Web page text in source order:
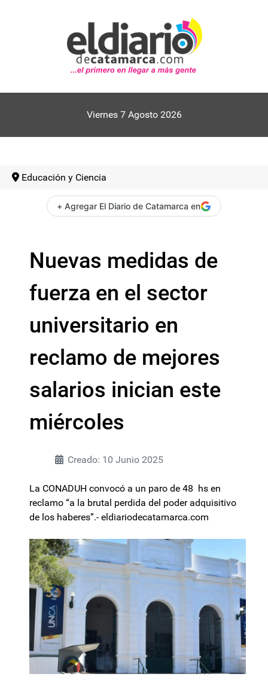
Viernes 7 Agosto 2026
Educación y Ciencia
+ Agregar El Diario de Catamarca en
Nuevas medidas de
fuerza en el sector
universitario en
reclamo de mejores
salarios inician este
miércoles
Creado: 10 Junio 2025
La CONADUH convocó a un paro de 48 hs en
reclamo “a la brutal perdida del poder adquisitivo
de los haberes”.- eldiariodecatamarca.com